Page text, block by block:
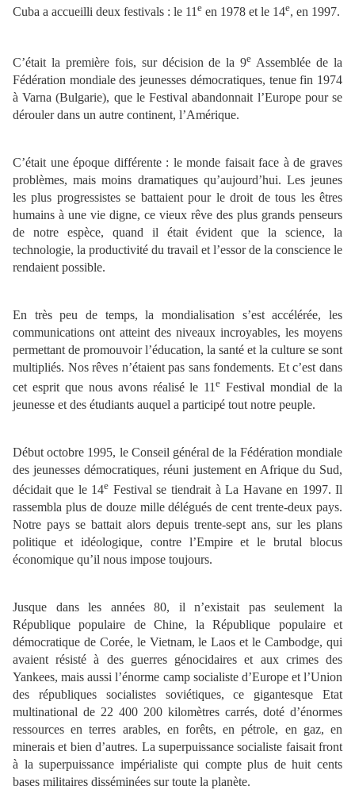
Cuba a accueilli deux festivals : le 11 e en 1978 et le 14e, en 1997.
C’était la première fois, sur décision de la 9e Assemblée de la
Fédération mondiale des jeunesses démocratiques, tenue fin 1974
à Varna (Bulgarie), que le Festival abandonnait l’Europe pour se
dérouler dans un autre continent, l’Amérique.
C’était une époque différente : le monde faisait face à de graves
problèmes, mais moins dramatiques qu’aujourd’hui. Les jeunes
les plus progressistes se battaient pour le droit de tous les êtres
humains à une vie digne, ce vieux rêve des plus grands penseurs
de notre espèce, quand il était évident que la science, la
technologie, la productivité du travail et l’essor de la conscience le
rendaient possible.
En très peu de temps, la mondialisation s’est accélérée, les
communications ont atteint des niveaux incroyables, les moyens
permettant de promouvoir l’éducation, la santé et la culture se sont
multipliés. Nos rêves n’étaient pas sans fondements. Et c’est dans
cet esprit que nous avons réalisé le 11e Festival mondial de la
jeunesse et des étudiants auquel a participé tout notre peuple.
Début octobre 1995, le Conseil général de la Fédération mondiale
des jeunesses démocratiques, réuni justement en Afrique du Sud,
décidait que le 14e Festival se tiendrait à La Havane en 1997. Il
rassembla plus de douze mille délégués de cent trente-deux pays.
Notre pays se battait alors depuis trente-sept ans, sur les plans
politique et idéologique, contre l’Empire et le brutal blocus
économique qu’il nous impose toujours.
Jusque dans les années 80, il n’existait pas seulement la
République populaire de Chine, la République populaire et
démocratique de Corée, le Vietnam, le Laos et le Cambodge, qui
avaient résisté à des guerres génocidaires et aux crimes des
Yankees, mais aussi l’énorme camp socialiste d’Europe et l’Union
des républiques socialistes soviétiques, ce gigantesque Etat
multinational de 22 400 200 kilomètres carrés, doté d’énormes
ressources en terres arables, en forêts, en pétrole, en gaz, en
minerais et bien d’autres. La superpuissance socialiste faisait front
à la superpuissance impérialiste qui compte plus de huit cents
bases militaires disséminées sur toute la planète.